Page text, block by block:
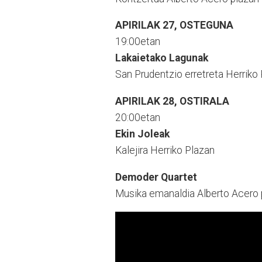
APIRILAK 27, OSTEGUNA
19:00etan
Lakaietako Lagunak
San Prudentzio erretreta Herriko
APIRILAK 28, OSTIRALA
20:00etan
Ekin Joleak
Kalejira Herriko Plazan
Demoder Quartet
Musika emanaldia Alberto Acero